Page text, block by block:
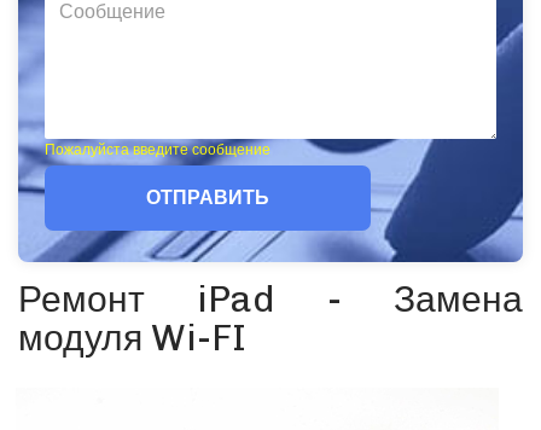
Пожалуйста введите сообщение
ОТПРАВИТЬ
Ремонт iPad - Замена
модуля Wi-FI